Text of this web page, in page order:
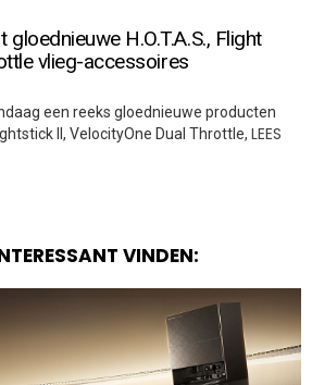
H.O.T.A.S., Flight
vlieg-accessoires
een reeks gloednieuwe producten
II, VelocityOne Dual Throttle, LEES
VINDEN: